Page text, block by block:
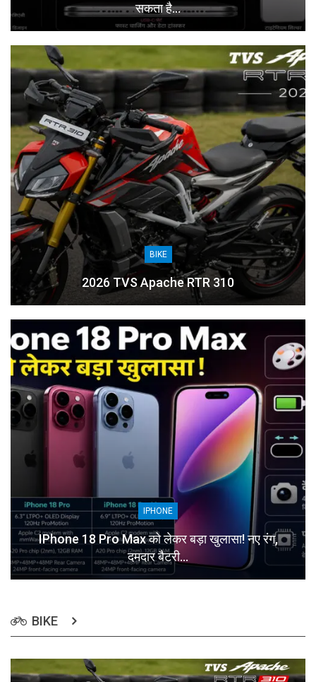
सकता है…
BIKE
2026 TVS Apache RTR 310
IPHONE
IPhone 18 Pro Max को लेकर बड़ा खुलासा! नए रंग,
दमदार बैटरी…
BIKE